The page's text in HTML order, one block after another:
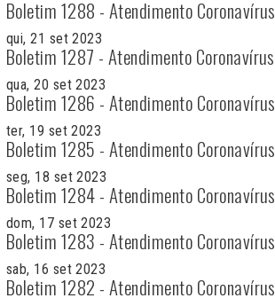
Boletim 1288 - Atendimento Coronavírus
qui, 21 set 2023
Boletim 1287 - Atendimento Coronavírus
qua, 20 set 2023
Boletim 1286 - Atendimento Coronavírus
ter, 19 set 2023
Boletim 1285 - Atendimento Coronavírus
seg, 18 set 2023
Boletim 1284 - Atendimento Coronavírus
dom, 17 set 2023
Boletim 1283 - Atendimento Coronavírus
sab, 16 set 2023
Boletim 1282 - Atendimento Coronavírus